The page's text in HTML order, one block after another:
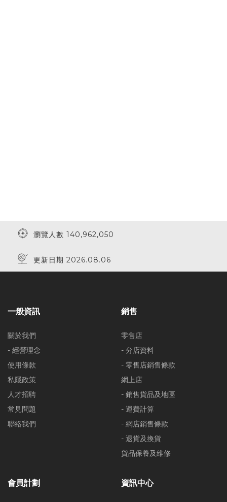
瀏覽人數 140,962,050
更新日期 2026.08.06
一般資訊
關於我們
- 經營理念
使用條款
私隱政策
人才招聘
常見問題
聯絡我們
銷售
零售店
- 分店資料
- 零售店銷售條款
網上店
- 銷售貨品及地區
- 運費計算
- 網店銷售條款
- 退貨及換貨
貨品保養及維修
會員計劃 資訊中心